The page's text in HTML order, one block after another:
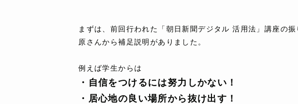
まずは、前回行われた「朝日新聞デジタル 活用法」講座の
原さんから補足説明がありました。
例えば学生からは
・自信をつけるには努力しかない！
・居心地の良い場所から抜け出す！